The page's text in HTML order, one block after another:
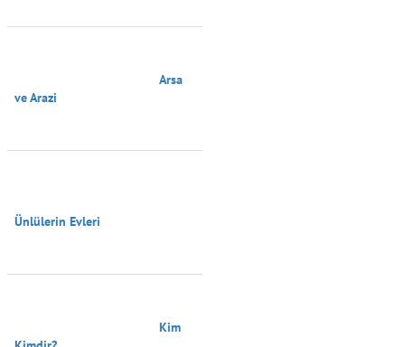
ve Arazi
Ünlülerin Evleri